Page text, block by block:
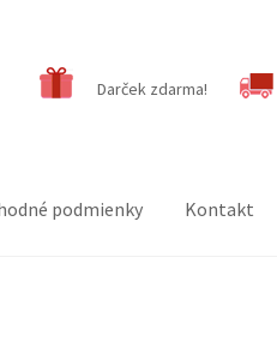
Darček zdarma!
podmienky Kontakt